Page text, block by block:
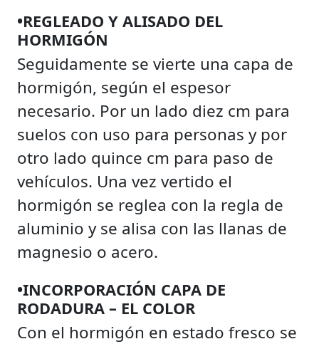
•REGLEADO Y ALISADO DEL
HORMIGÓN
Seguidamente se vierte una capa de
hormigón, según el espesor
necesario. Por un lado diez cm para
suelos con uso para personas y por
otro lado quince cm para paso de
vehículos. Una vez vertido el
hormigón se reglea con la regla de
aluminio y se alisa con las llanas de
magnesio o acero.
•INCORPORACIÓN CAPA DE
RODADURA – EL COLOR
Con el hormigón en estado fresco se